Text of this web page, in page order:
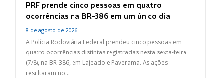
PRF prende cinco pessoas em quatro
ocorrências na BR-386 em um único dia
8 de agosto de 2026
A Polícia Rodoviária Federal prendeu cinco pessoas em
quatro ocorrências distintas registradas nesta sexta-feira
(7/8), na BR-386, em Lajeado e Paverama. As ações
resultaram no...